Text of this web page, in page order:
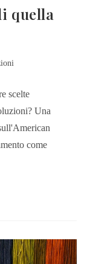
quella
scelte
Una
come